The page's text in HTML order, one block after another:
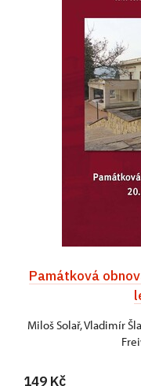
Památková
Miloš Solař, Vladimír
149 Kč